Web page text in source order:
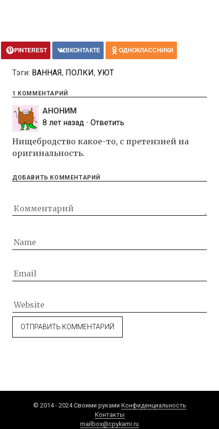
PINTEREST ВКОНТАКТЕ ОДНОКЛАССНИКИ
Тэги: ВАННАЯ, ПОЛКИ, УЮТ
1 КОММЕНТАРИЙ
АНОНИМ
8 лет назад ⋅ Ответить
Нищебродство какое-то, с претензией на
оригинальность.
ДОБАВИТЬ КОММЕНТАРИЙ
© 2014 - 2024 Своими руками Конфиденциальность
Контакты
mailbox@cpykami.ru